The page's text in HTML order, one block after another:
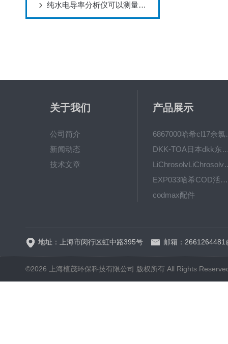
纯水电导率分析仪可以测量哪些物质的电导率？
关于我们
公司简介
新闻动态
技术文章
产品展示
6867000
DKK-TOA日本dkk东亚电
EXP033哈希COD活塞泵价格 EXP033
codmax配件
地址：上海市闵行区虹中路395号 邮箱：
©2026 上海植茂环保科技有限公司 版权所有 All Rights